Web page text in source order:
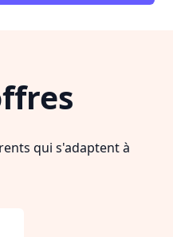
qui s'adaptent à